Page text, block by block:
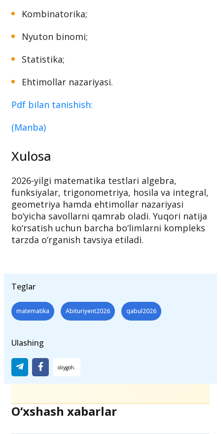
Kombinatorika;
Nyuton binomi;
Statistika;
Ehtimollar nazariyasi.
Pdf bilan tanishish:
(Manba)
Xulosa
2026-yilgi matematika testlari algebra,
funksiyalar, trigonometriya, hosila va integral,
geometriya hamda ehtimollar nazariyasi
bo‘yicha savollarni qamrab oladi. Yuqori natija
ko‘rsatish uchun barcha bo‘limlarni kompleks
tarzda o‘rganish tavsiya etiladi.
Teglar
matematika Abituriyent2026 qabul2026
Ulashing
O‘xshash xabarlar